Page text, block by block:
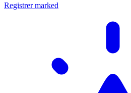
Registrer marked